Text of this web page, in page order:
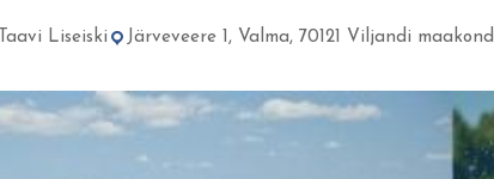
Taavi Liseiski Järveveere 1, Valma, 70121 Viljandi maakond